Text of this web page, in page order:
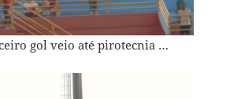
gol veio até pirotecnia …